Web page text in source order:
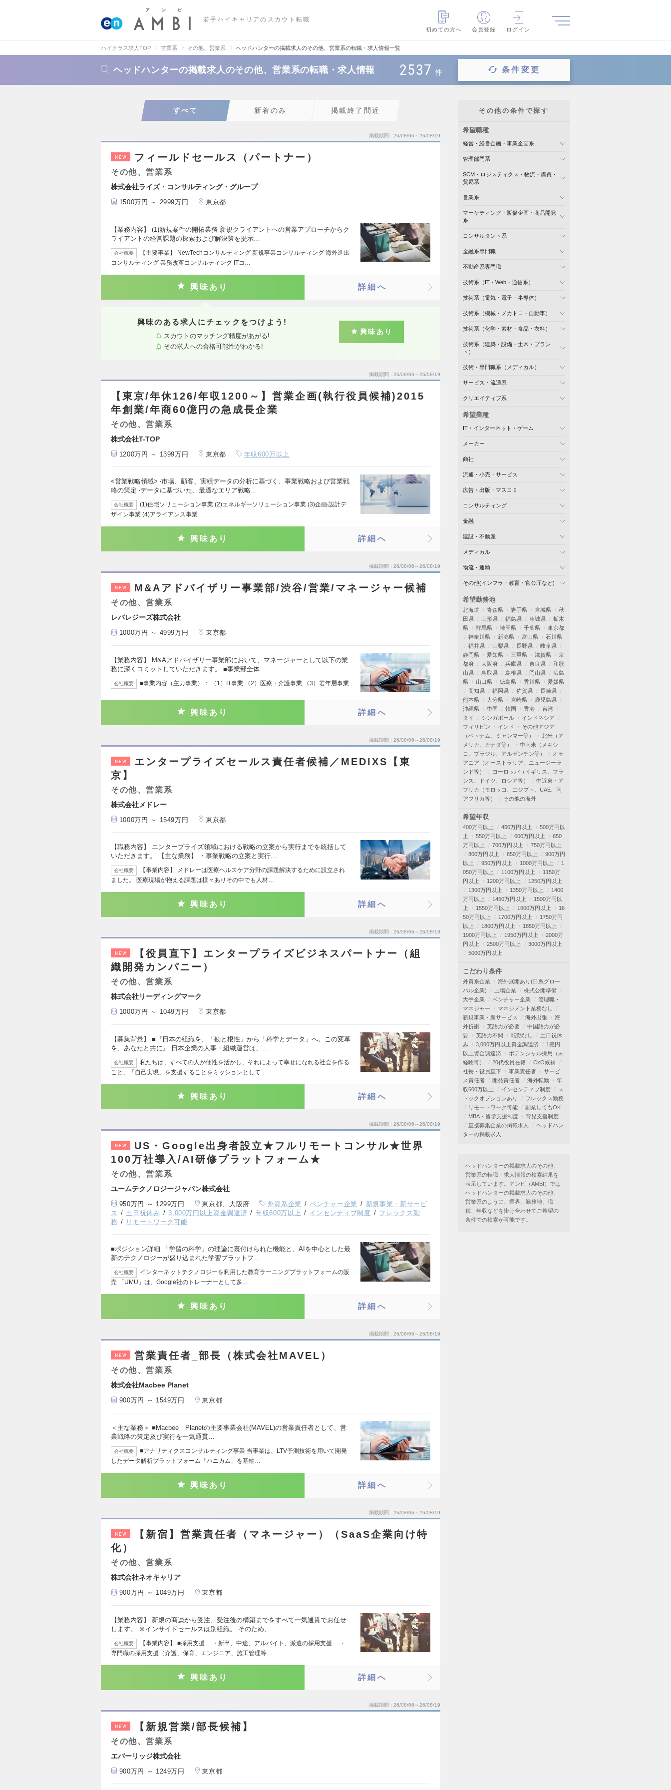
若手ハイキャリアのスカウト転職
初めての方へ
会員登録 ログイン
ハイクラス求人TOP 営業系 その他、営業系 ヘッドハンターの掲載求人のその他、営業系の転職・求人情報一覧
ヘッドハンターの掲載求人のその他、営業系の転職・求人情報 2537 件 条件変更
すべて 新着のみ 掲載終了間近
掲載期間 26/08/06～26/08/19
NEW フィールドセールス（パートナー）
その他、営業系
株式会社ライズ・コンサルティング・グループ
1500万円 ～ 2999万円 東京都
【業務内容】 (1)新規案件の開拓業務 新規クライアントへの営業アプローチからク
ライアントの経営課題の探索および解決策を提示…
会社概要
【主要事業】 NewTechコンサルティング 新規事業コンサルティング 海外進出
コンサルティング 業務改革コンサルティング ITコ…
興味あり 詳細へ
興味のある求人にチェックをつけよう!
スカウトのマッチング精度があがる!
その求人への合格可能性がわかる!
興味あり
掲載期間 26/08/06～26/08/19
【東京/年休126/年収1200～】営業企画(執行役員候補)2015
年創業/年商60億円の急成⻑企業
その他、営業系
株式会社T-TOP
1200万円 ～ 1399万円 東京都 年収600万以上
<営業戦略領域> ‧市場、顧客、実績データの分析に基づく、事業戦略および営業戦
略の策定 ‧データに基づいた、最適なエリア戦略…
会社概要
(1)住宅ソリューション事業 (2)エネルギーソリューション事業 (3)企画‧設計デ
ザイン事業 (4)アライアンス事業
興味あり 詳細へ
掲載期間 26/08/06～26/08/19
NEW M&Aアドバイザリー事業部/渋谷/営業/マネージャー候補
その他、営業系
レバレジーズ株式会社
1000万円 ～ 4999万円 東京都
【業務内容】 M&Aアドバイザリー事業部において、マネージャーとして以下の業
務に深くコミットしていただきます。 ■事業部全体…
会社概要 ■事業内容（主力事業）： （1）IT事業 （2）医療・介護事業 （3）若年層事業
興味あり 詳細へ
掲載期間 26/08/06～26/08/19
NEW
エンタープライズセールス責任者候補／MEDIXS【東
京】
その他、営業系
株式会社メドレー
1000万円 ～ 1549万円 東京都
【職務内容】 エンタープライズ領域における戦略の立案から実行までを統括して
いただきます。 【主な業務】 ・事業戦略の立案と実行…
会社概要
【事業内容】 メドレーは医療ヘルスケア分野の課題解決するために設立され
ました。 医療現場が抱える課題は様々ありその中でも人材…
興味あり 詳細へ
掲載期間 26/08/06～26/08/19
NEW
【役員直下】エンタープライズビジネスパートナー（組
織開発カンパニー）
その他、営業系
株式会社リーディングマーク
1000万円 ～ 1049万円 東京都
【募集背景】 ■『日本の組織を、「勘と根性」から「科学とデータ」へ。この変革
を、あなたと共に』 日本企業の人事・組織運営は、…
会社概要
私たちは、すべての人が個性を活かし、それによって幸せになれる社会を作る
こと、「自己実現」を支援することをミッションとして…
興味あり 詳細へ
掲載期間 26/08/06～26/08/19
NEW
US・Google出身者設立★フルリモートコンサル★世界
100万社導入/AI研修プラットフォーム★
その他、営業系
ユームテクノロジージャパン株式会社
950万円 ～ 1299万円 東京都、大阪府 外資系企業 ベンチャー企業
新規事業・新サービ
ス
土日祝休み 3,000万円以上資金調達済 年収600万以上 インセンティブ制度
フレックス勤
務
リモートワーク可能
■ポジション詳細 「学習の科学」の理論に裏付けられた機能と、AIを中心とした最
新のテクノロジーが盛り込まれた学習プラットフ…
会社概要
インターネットテクノロジーを利用した教育ラーニングプラットフォームの販
売 「UMU」は、Google社のトレーナーとして多…
興味あり 詳細へ
掲載期間 26/08/06～26/08/19
NEW 営業責任者_部長（株式会社MAVEL）
その他、営業系
株式会社Macbee Planet
900万円 ～ 1549万円 東京都
＜主な業務＞ ■Macbee Planetの主要事業会社(MAVEL)の営業責任者として、営
業戦略の策定及び実行を一気通貫…
会社概要
■アナリティクスコンサルティング事業 当事業は、LTV予測技術を用いて開発
したデータ解析プラットフォーム「ハニカム」を基軸…
興味あり 詳細へ
掲載期間 26/08/06～26/08/19
NEW
【新宿】営業責任者（マネージャー）（SaaS企業向け特
化）
その他、営業系
株式会社ネオキャリア
900万円 ～ 1049万円 東京都
【業務内容】 新規の商談から受注、受注後の構築までをすべて一気通貫でお任せ
します。 ※インサイドセールスは別組織。 そのため、…
会社概要
【事業内容】 ■採用支援 ・新卒、中途、アルバイト、派遣の採用支援 ・
専門職の採用支援（介護、保育、エンジニア、施工管理等…
興味あり 詳細へ
掲載期間 26/08/06～26/08/19
NEW 【新規営業/部長候補】
その他、営業系
エバーリッジ株式会社
900万円 ～ 1249万円 東京都
その他の条件で探す
希望職種
経営・経営企画・事業企画系
管理部門系
SCM・ロジスティクス・物流・購買・
貿易系
営業系
マーケティング・販促企画・商品開発
系
コンサルタント系
金融系専門職
不動産系専門職
技術系（IT・Web・通信系）
技術系（電気・電子・半導体）
技術系（機械・メカトロ・自動車）
技術系（化学・素材・食品・衣料）
技術系（建築・設備・土木・プラン
ト）
技術・専門職系（メディカル）
サービス・流通系
クリエイティブ系
希望業種
IT・インターネット・ゲーム
メーカー
商社
流通・小売・サービス
広告・出版・マスコミ
コンサルティング
金融
建設・不動産
メディカル
物流・運輸
その他(インフラ・教育・官公庁など)
希望勤務地
北海道 青森県 岩手県 宮城県
秋
田県
山形県 福島県 茨城県
栃木
県
群馬県 埼玉県 千葉県
東京都
神奈川県
新潟県 富山県
石川県
福井県
山梨県 長野県
岐阜県
静岡県
愛知県 三重県 滋賀県
京
都府
大阪府 兵庫県 奈良県
和歌
山県
鳥取県 島根県 岡山県
広島
県
山口県 徳島県 香川県
愛媛県
高知県
福岡県 佐賀県
長崎県
熊本県
大分県 宮崎県
鹿児島県
沖縄県
中国 韓国 香港
台湾
タイ
シンガポール
インドネシア
フィリピン
インド
その他アジア
（ベトナム、ミャンマー等）
北米（ア
メリカ、カナダ等）
中南米（メキシ
コ、ブラジル、アルゼンチン等）
オセ
アニア（オーストラリア、ニュージーラ
ンド等）
ヨーロッパ（イギリス、フラ
ンス、ドイツ、ロシア等）
中近東・ア
フリカ（モロッコ、エジプト、UAE、南
アフリカ等）
その他の海外
希望年収
400万円以上 450万円以上
500万円以
上
550万円以上 600万円以上
650
万円以上
700万円以上
750万円以上
800万円以上
850万円以上
900万円
以上
950万円以上 1000万円以上
1
050万円以上
1100万円以上
1150万
円以上
1200万円以上
1250万円以上
1300万円以上
1350万円以上
1400
万円以上
1450万円以上
1500万円以
上
1550万円以上 1600万円以上
16
50万円以上
1700万円以上
1750万円
以上
1800万円以上
1850万円以上
1900万円以上
1950万円以上
2000万
円以上
2500万円以上
3000万円以上
5000万円以上
こだわり条件
外資系企業
海外展開あり(日系グロー
バル企業)
上場企業
株式公開準備
大手企業
ベンチャー企業
管理職・
マネジャー
マネジメント業務なし
新規事業・新サービス
海外出張
海
外折衝
英語力が必要
中国語力が必
要
英語力不問 転勤なし
土日祝休
み
3,000万円以上資金調達済
1億円
以上資金調達済
ポテンシャル採用（未
経験可）
20代役員在籍
CxO候補
社長・役員直下
事業責任者
サービ
ス責任者
開発責任者 海外転勤
年
収600万以上
インセンティブ制度
ス
トックオプションあり
フレックス勤務
リモートワーク可能
副業してもOK
MBA・留学支援制度
育児支援制度
直接募集企業の掲載求人
ヘッドハン
ターの掲載求人
ヘッドハンターの掲載求人のその他、
営業系の転職・求人情報の検索結果を
表示しています。アンビ（AMBI）では
ヘッドハンターの掲載求人のその他、
営業系のように、業界、勤務地、職
種、年収などを掛け合わせてご希望の
条件での検索が可能です。